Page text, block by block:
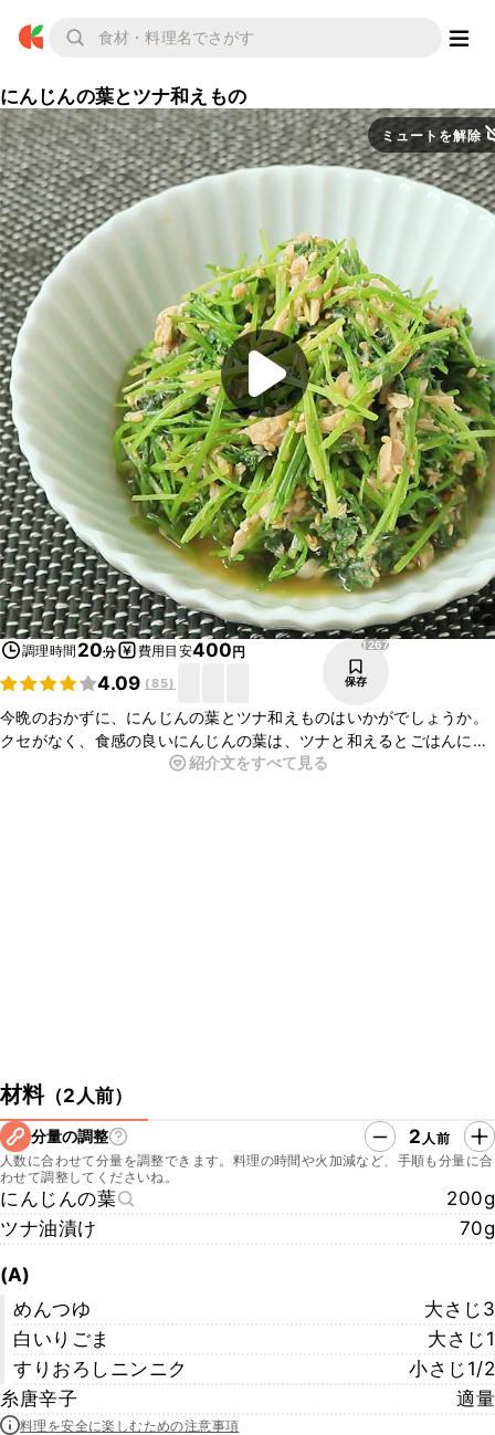
にんじんの葉とツナ和えもの
ミュートを解除
調理時間 20分 費用目安400円
4.09 (85)
1267
保存
今晩のおかずに、にんじんの葉とツナ和えものはいかがでしょうか。
クセがなく、食感の良いにんじんの葉は、ツナと和えるとごはんに
ぴったりのおかずになりますよ。火を使わずに簡単に作れて、お酒の
紹介文をすべて見る
材料（2人前）
分量の調整 2 人前
人数に合わせて分量を調整できます。料理の時間や火加減など、手順も分量に合
わせて調整してくださいね。
にんじんの葉
200g
ツナ油漬け
70g
(A)
めんつゆ
大さじ3
白いりごま
大さじ1
すりおろしニンニク
小さじ1/2
糸唐辛子
適量
料理を安全に楽しむための注意事項